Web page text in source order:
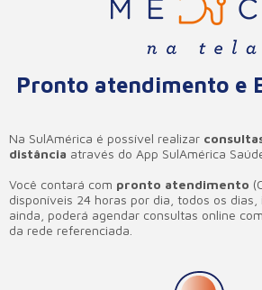
Pronto atendimento e
Na SulAmérica é possível realizar
distância através do App SulAmérica
Você contará com pronto atendimento
disponíveis 24 horas por dia, todos os dias,
ainda, poderá agendar consultas online
da rede referenciada.